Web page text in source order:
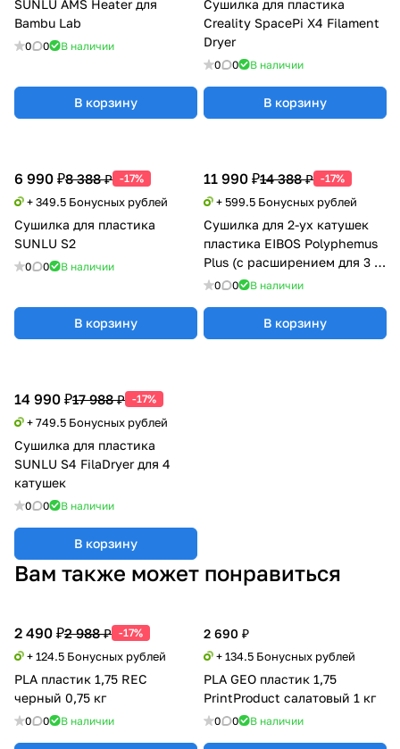
SUNLU AMS Heater для
Bambu Lab
0 0 В наличии
В корзину
Сушилка для пластика
Creality SpacePi X4 Filament
Dryer
0 0 В наличии
В корзину
6 990 ₽8 388 ₽ -17%
+ 349.5 Бонусных рублей
Сушилка для пластика
SUNLU S2
0 0 В наличии
В корзину
11 990 ₽14 388 ₽ -17%
+ 599.5 Бонусных рублей
Сушилка для 2-ух катушек
пластика EIBOS Polyphemus
Plus (с расширением для 3 кг
катушки)
0 0 В наличии
В корзину
14 990 ₽17 988 ₽ -17%
+ 749.5 Бонусных рублей
Сушилка для пластика
SUNLU S4 FilaDryer для 4
катушек
0 0 В наличии
В корзину
Вам также может понравиться
2 490 ₽2 988 ₽ -17%
+ 124.5 Бонусных рублей
PLA пластик 1,75 REC
черный 0,75 кг
0 0 В наличии
2 690 ₽
+ 134.5 Бонусных рублей
PLA GEO пластик 1,75
PrintProduct салатовый 1 кг
0 0 В наличии